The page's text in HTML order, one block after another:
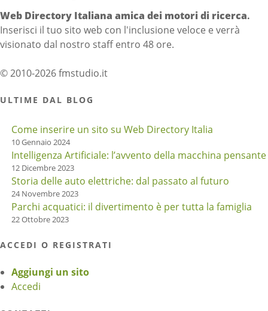
Web Directory Italiana amica dei motori di ricerca.
Inserisci il tuo sito web con l'inclusione veloce e verrà
visionato dal nostro staff entro 48 ore.
© 2010-2026 fmstudio.it
ULTIME DAL BLOG
Come inserire un sito su Web Directory Italia
10 Gennaio 2024
Intelligenza Artificiale: l’avvento della macchina pensante
12 Dicembre 2023
Storia delle auto elettriche: dal passato al futuro
24 Novembre 2023
Parchi acquatici: il divertimento è per tutta la famiglia
22 Ottobre 2023
ACCEDI O REGISTRATI
Aggiungi un sito
Accedi